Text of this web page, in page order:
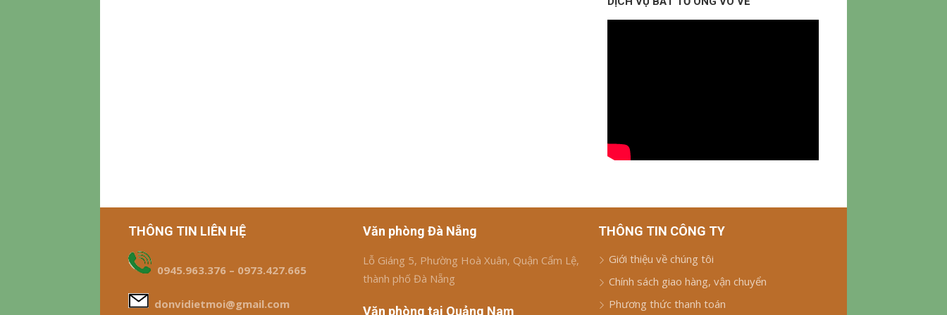
THÔNG TIN LIÊN HỆ
0945.963.376 – 0973.427.665
donvidietmoi@gmail.com
Văn phòng Đà Nẵng
Lỗ Giáng 5, Phường Hoà Xuân, Quận Cẩm Lệ,
thành phố Đà Nẵng
Văn phòng tại Quảng Nam
THÔNG TIN CÔNG TY
Giới thiệu về chúng tôi
Chính sách giao hàng, vận chuyển
Phương thức thanh toán